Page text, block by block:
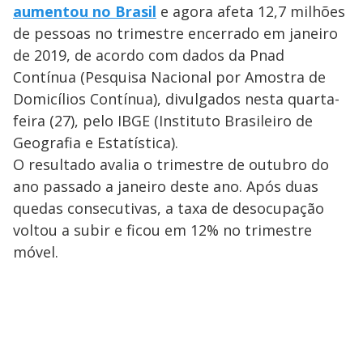
aumentou no Brasil e agora afeta 12,7 milhões
de pessoas no trimestre encerrado em janeiro
de 2019, de acordo com dados da Pnad
Contínua (Pesquisa Nacional por Amostra de
Domicílios Contínua), divulgados nesta quarta-
feira (27), pelo IBGE (Instituto Brasileiro de
Geografia e Estatística).
O resultado avalia o trimestre de outubro do
ano passado a janeiro deste ano. Após duas
quedas consecutivas, a taxa de desocupação
voltou a subir e ficou em 12% no trimestre
móvel.